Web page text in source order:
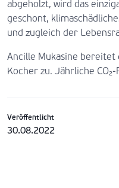
abgeholzt, wird das
geschont,
und zugleich der
Ancille Mukasine bereitet
Kocher zu. Jährliche
Veröffentlicht
30.08.2022